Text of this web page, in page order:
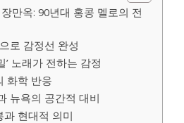
만옥: 90년대 홍콩 멜로의 전
로 감정선 완성
’ 노래가 전하는 감정
화학 반응
뉴욕의 공간적 대비
과 현대적 의미